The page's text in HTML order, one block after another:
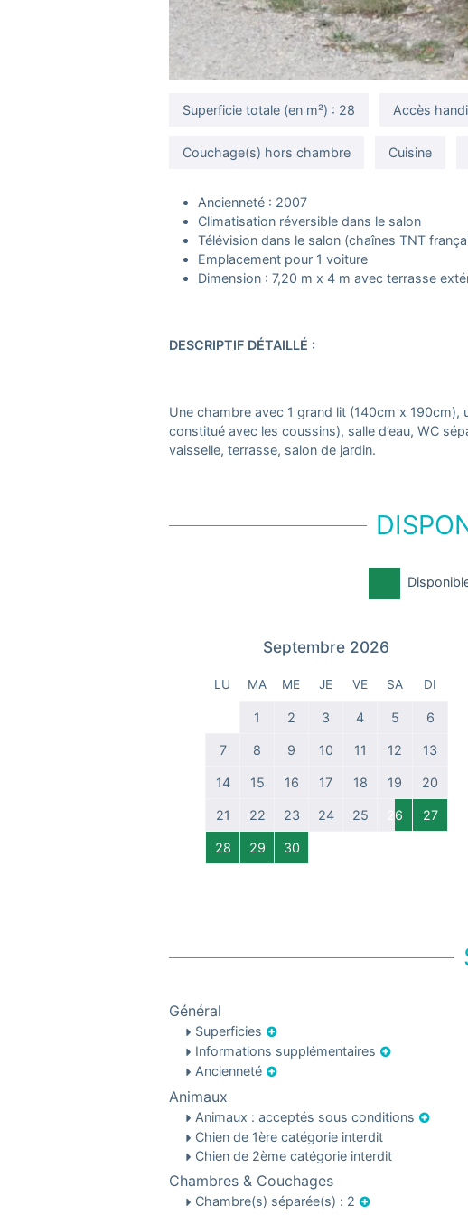
Superficie totale (en m²) : 28 Accès
Couchage(s) hors chambre Cuisine
Ancienneté : 2007
Climatisation réversible dans le salon
Télévision dans le salon (chaînes TNT
Emplacement pour 1 voiture
Dimension : 7,20 m x 4 m avec terrasse
DESCRIPTIF DÉTAILLÉ :
Une chambre avec 1 grand lit (140cm x
constitué avec les coussins), salle d’eau, WC
vaisselle, terrasse, salon de jardin.
Septembre 2026
LU MA ME JE VE SA DI
1 2 3 4 5 6
7 8 9 10 11 12 13
14 15 16 17 18 19 20
21 22 23 24 25 26 27
28 29 30
Général
Superficies
Informations supplémentaires
Ancienneté
Animaux
Animaux : acceptés sous conditions
Chien de 1ère catégorie interdit
Chien de 2ème catégorie interdit
Chambres & Couchages
Chambre(s) séparée(s) : 2